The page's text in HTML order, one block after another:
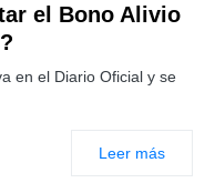
el Bono Alivio
en el Diario Oficial y se
Leer más